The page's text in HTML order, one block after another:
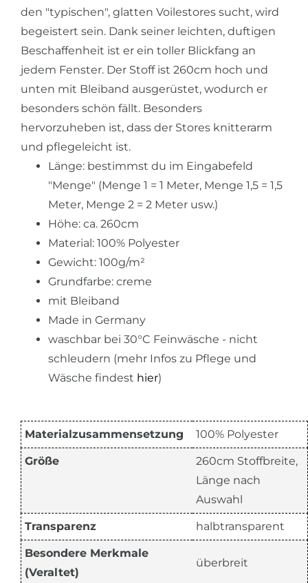
den "typischen", glatten Voilestores sucht, wird
begeistert sein. Dank seiner leichten, duftigen
Beschaffenheit ist er ein toller Blickfang an
jedem Fenster. Der Stoff ist 260cm hoch und
unten mit Bleiband ausgerüstet, wodurch er
besonders schön fällt. Besonders
hervorzuheben ist, dass der Stores knitterarm
und pflegeleicht ist.
Länge: bestimmst du im Eingabefeld
"Menge" (Menge 1 = 1 Meter, Menge 1,5 = 1,5
Meter, Menge 2 = 2 Meter usw.)
Höhe: ca. 260cm
Material: 100% Polyester
Gewicht: 100g/m²
Grundfarbe: creme
mit Bleiband
Made in Germany
waschbar bei 30°C Feinwäsche - nicht
schleudern (mehr Infos zu Pflege und
Wäsche findest hier)
Materialzusammensetzung 100% Polyester
Größe
260cm Stoffbreite,
Länge nach
Auswahl
Transparenz halbtransparent
Besondere Merkmale
(Veraltet)
überbreit